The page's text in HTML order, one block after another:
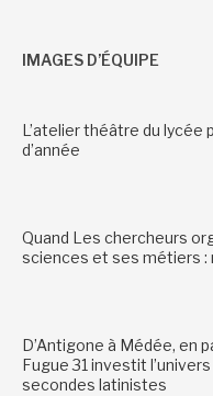
IMAGES D’ÉQUIPE
L’atelier théâtre du lycée
d’année
Quand Les chercheurs
sciences et ses métiers :
D’Antigone à Médée, en
Fugue 31 investit
secondes latinistes